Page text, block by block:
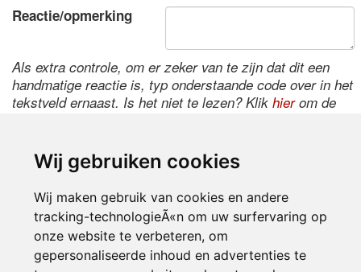
Wij gebruiken cookies
Wij maken gebruik van cookies en andere
tracking-technologieÃ«n om uw surfervaring op
onze website te verbeteren, om
gepersonaliseerde inhoud en advertenties te
Reactie/opmerking
Als extra controle, om er zeker van te zijn dat dit een
handmatige reactie is, typ onderstaande code over in het
tekstveld ernaast. Is het niet te lezen? Klik hierom de